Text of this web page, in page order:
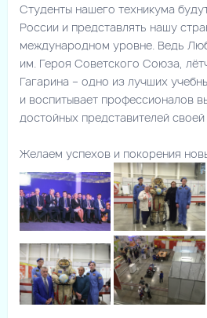
Студенты нашего техникума
России и представлять нашу
международном уровне. Ведь
им. Героя Советского Союза,
Гагарина – одно из лучших
и воспитывает профессионалов
достойных представителей
Желаем успехов и покорения